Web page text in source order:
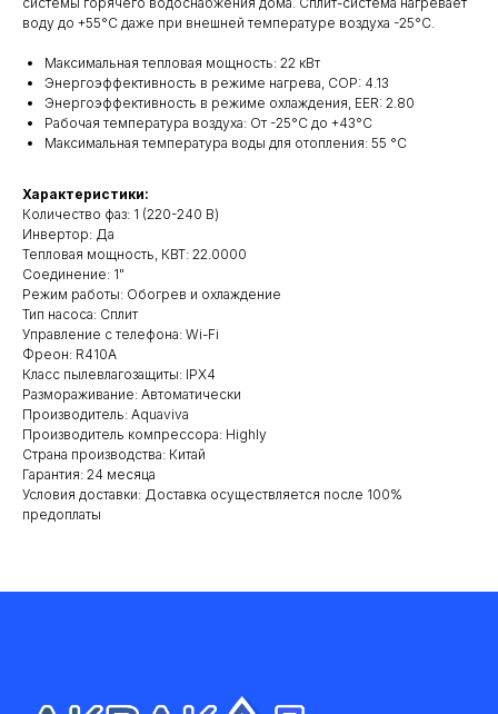
воду до +55°C даже при внешней температуре воздуха -25°C.
Максимальная тепловая мощность: 22 кВт
Энергоэффективность в режиме нагрева, COP: 4.13
Энергоэффективность в режиме охлаждения, EER: 2.80
Рабочая температура воздуха: От -25°C до +43°C
Максимальная температура воды для отопления: 55 °C
Характеристики:
Количество фаз: 1 (220-240 В)
Инвертор: Да
Тепловая мощность, КВТ: 22.0000
Соединение: 1"
Режим работы: Обогрев и охлаждение
Тип насоса: Сплит
Управление с телефона: Wi-Fi
Фреон: R410A
Класс пылевлагозащиты: IPX4
Размораживание: Автоматически
Производитель: Aquaviva
Производитель компрессора: Highly
Страна производства: Китай
Гарантия: 24 месяца
Условия доставки: Доставка осуществляется после 100%
предоплаты